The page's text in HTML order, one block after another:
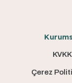
KVKK
Çerez